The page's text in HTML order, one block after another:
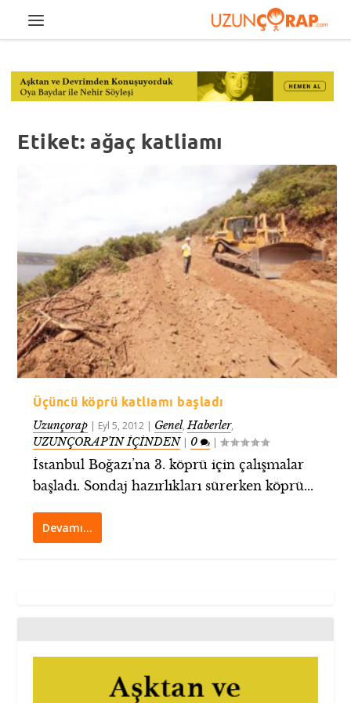
Etiket: ağaç katliamı
Üçüncü köprü katliamı başladı
Uzunçorap | Eyl 5, 2012 | Genel,Haberler,
UZUNÇORAP’IN İÇİNDEN| 0 |
İstanbul Boğazı’na 3. köprü için çalışmalar
başladı. Sondaj hazırlıkları sürerken köprü...
Devamı…